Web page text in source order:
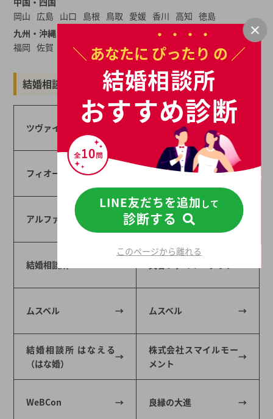
岡山 広島 山口 島根 鳥取 愛媛 香川 高知 徳島
九州・沖縄
福岡 佐賀 長崎 大分 熊本 宮崎 鹿児島 沖縄
結婚相談所一覧から結婚相談所を探す
ツヴァイ オーネット
フィオーレ
マリッジクラブ ウィ
アルファライフ
結婚相談所・成立所ベ
ルバンク
結婚相談所 for M
ムスベル ムスベル
結婚相談所 はなえる
（はな婚）
株式会社スマイルモー
メント
WeBCon 良縁の大進
＼ あなたに ぴったり の ／
結婚相談所
おすすめ診断
LINE友だちを追加 して
診断する
このページから離れる